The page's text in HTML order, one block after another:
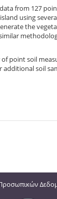
from 127
using
the
point soil
soil